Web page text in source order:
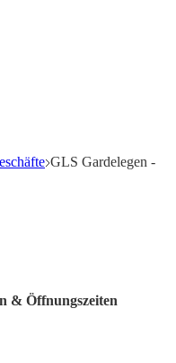
GLS Gardelegen -
& Öffnungszeiten